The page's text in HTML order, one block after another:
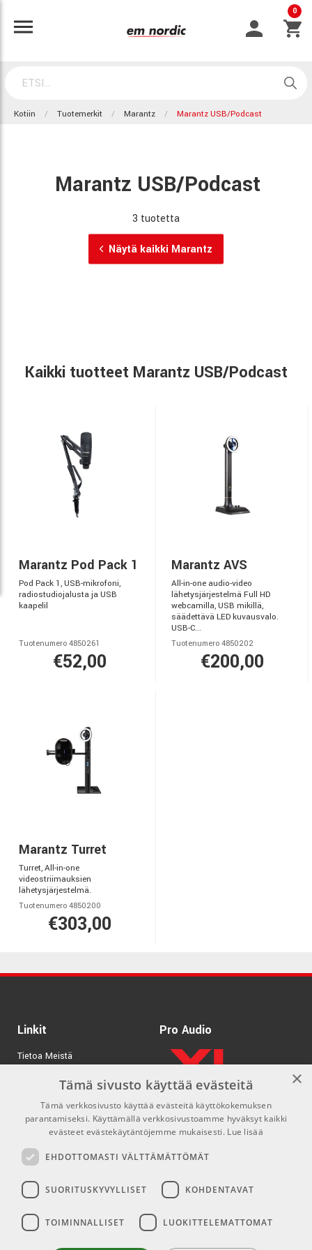
0
Kotiin Tuotemerkit Marantz Marantz USB/Podcast
Marantz USB/Podcast
3 tuotetta
Näytä kaikki Marantz
Kaikki tuotteet Marantz USB/Podcast
Marantz Pod Pack 1
Pod Pack 1, USB-mikrofoni,
radiostudiojalusta ja USB
kaapelil
Tuotenumero 4850261
€52,00
Marantz AVS
All-in-one audio-video
lähetysjärjestelmä Full HD
webcamilla, USB mikillä,
säädettävä LED kuvausvalo.
USB-C...
Tuotenumero 4850202
€200,00
Marantz Turret
Turret, All-in-one
videostriimauksien
lähetysjärjestelmä.
Tuotenumero 4850200
€303,00
Linkit
Tietoa Meistä
Tuotemerkit
Kirjaudu
GDPR & Cookies
Myyntiehdot
Pro Audio
Yhteys
info@emnordic.fi
Sosiaaliset mediat
Facebook
×
Tämä sivusto käyttää evästeitä
Tämä verkkosivusto käyttää evästeitä käyttökokemuksen
parantamiseksi. Käyttämällä verkkosivustoamme hyväksyt kaikki
evästeet evästekäytäntöjemme mukaisesti. Lue lisää
EHDOTTOMASTI VÄLTTÄMÄTTÖMÄT
SUORITUSKYVYLLISET KOHDENTAVAT
TOIMINNALLISET LUOKITTELEMATTOMAT